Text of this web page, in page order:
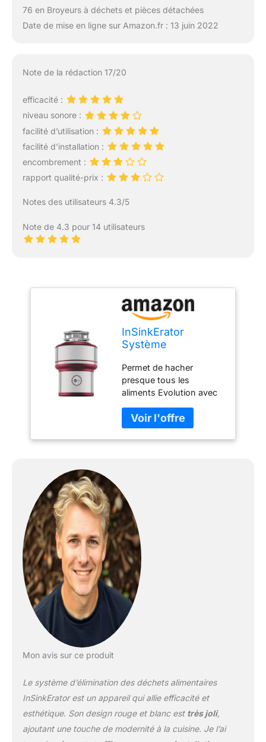
76 en Broyeurs à déchets et pièces détachées
Date de mise en ligne sur Amazon.fr : 13 juin 2022
Note de la rédaction 17/20
efficacité :
niveau sonore :
facilité d’utilisation :
facilité d’installation :
encombrement :
rapport qualité-prix :
Notes des utilisateurs 4.3/5
Note de 4.3 pour 14 utilisateurs
InSinkErator
Système
déchets
Alimentaires de
qualité supérieure -
Rouge et Blanc -
344 mm
Permet de hacher
presque tous les
aliments Evolution avec
Fabriqué aux États-Unis
La chambre de broyage
en acier inoxydable
traitent tous les déchets
Broie la plupart des
aliments Garantie limitée
de 5 ans
Mon avis sur ce produit
Le système d’élimination des déchets alimentaires
InSinkErator est un appareil qui allie efficacité et
esthétique. Son design rouge et blanc est très joli,
ajoutant une touche de modernité à la cuisine. Je l’ai